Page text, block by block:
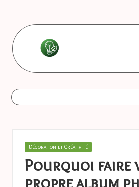
content
L
e
s
o
n
n
astuces
Posted
Décoration et Créativité
Pourquoi faire
propre album